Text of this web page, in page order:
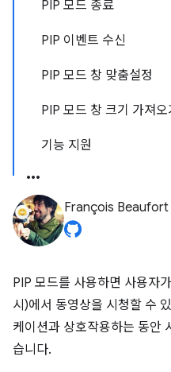
PIP 모드 종료
PIP 이벤트 수신
PIP 모드 창 맞춤설정
PIP 모드 창 크기 가져오
기능 지원
François Beaufort
PIP 모드를 사용하면 사용자
시)에서 동영상을 시청할 수
케이션과 상호작용하는 동안
습니다.